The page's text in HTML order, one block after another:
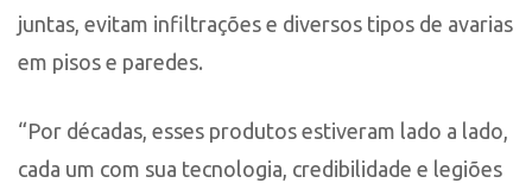
juntas, evitam infiltrações e diversos tipos de avarias
em pisos e paredes.
“Por décadas, esses produtos estiveram lado a lado,
cada um com sua tecnologia, credibilidade e legiões